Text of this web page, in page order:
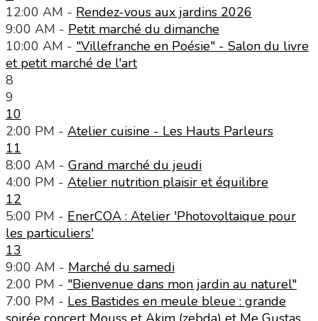
12:00 AM - Rendez-vous aux jardins 2026
9:00 AM - Petit marché du dimanche
10:00 AM - "Villefranche en Poésie" - Salon du livre
et petit marché de l'art
8
9
10
2:00 PM - Atelier cuisine - Les Hauts Parleurs
11
8:00 AM - Grand marché du jeudi
4:00 PM - Atelier nutrition plaisir et équilibre
12
5:00 PM - EnerCOA : Atelier 'Photovoltaique pour
les particuliers'
13
9:00 AM - Marché du samedi
2:00 PM - "Bienvenue dans mon jardin au naturel"
7:00 PM - Les Bastides en meule bleue : grande